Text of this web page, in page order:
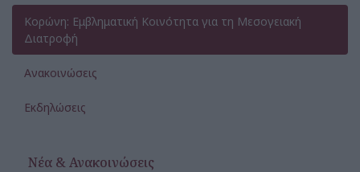
Κορώνη: Εμβληματική Κοινότητα για τη Μεσογειακή
Διατροφή
Ανακοινώσεις
Εκδηλώσεις
Νέα & Ανακοινώσεις